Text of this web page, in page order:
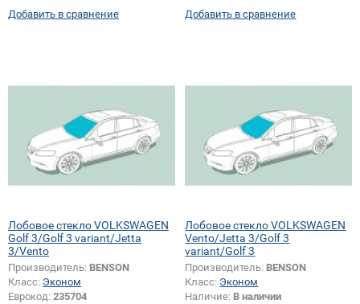
Добавить в сравнение Добавить в сравнение
Лобовое стекло VOLKSWAGEN
Golf 3/Golf 3 variant/Jetta
3/Vento
Производитель: BENSON
Класс: Эконом
Еврокод: 235704
Лобовое стекло VOLKSWAGEN
Vento/Jetta 3/Golf 3
variant/Golf 3
Производитель: BENSON
Класс: Эконом
Наличие: В наличии